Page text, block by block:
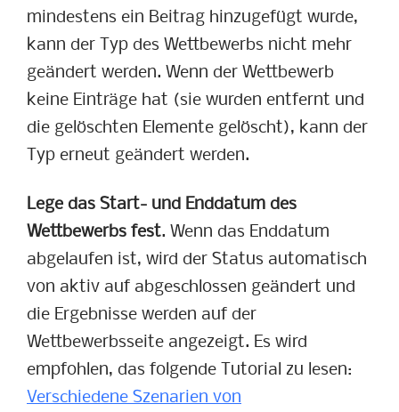
mindestens ein Beitrag hinzugefügt wurde,
kann der Typ des Wettbewerbs nicht mehr
geändert werden. Wenn der Wettbewerb
keine Einträge hat (sie wurden entfernt und
die gelöschten Elemente gelöscht), kann der
Typ erneut geändert werden.
Lege das Start- und Enddatum des
Wettbewerbs fest. Wenn das Enddatum
abgelaufen ist, wird der Status automatisch
von aktiv auf abgeschlossen geändert und
die Ergebnisse werden auf der
Wettbewerbsseite angezeigt. Es wird
empfohlen, das folgende Tutorial zu lesen:
Verschiedene Szenarien von